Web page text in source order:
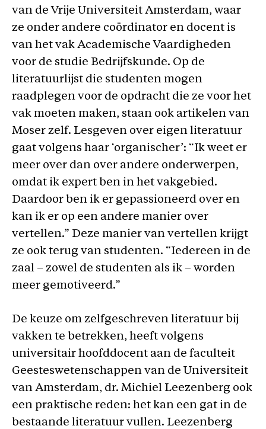
van de Vrije Universiteit Amsterdam, waar
ze onder andere coördinator en docent is
van het vak Academische Vaardigheden
voor de studie Bedrijfskunde. Op de
literatuurlijst die studenten mogen
raadplegen voor de opdracht die ze voor het
vak moeten maken, staan ook artikelen van
Moser zelf. Lesgeven over eigen literatuur
gaat volgens haar ‘organischer’: “Ik weet er
meer over dan over andere onderwerpen,
omdat ik expert ben in het vakgebied.
Daardoor ben ik er gepassioneerd over en
kan ik er op een andere manier over
vertellen.” Deze manier van vertellen krijgt
ze ook terug van studenten. “Iedereen in de
zaal – zowel de studenten als ik – worden
meer gemotiveerd.”
De keuze om zelfgeschreven literatuur bij
vakken te betrekken, heeft volgens
universitair hoofddocent aan de faculteit
Geesteswetenschappen van de Universiteit
van Amsterdam, dr. Michiel Leezenberg ook
een praktische reden: het kan een gat in de
bestaande literatuur vullen. Leezenberg